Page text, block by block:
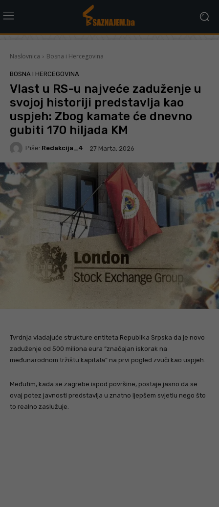
Naslovnica Bosna i Hercegovina
BOSNA I HERCEGOVINA
Vlast u RS-u najveće zaduženje u
svojoj historiji predstavlja kao
uspjeh: Zbog kamate će dnevno
gubiti 170 hiljada KM
Piše: Redakcija_4 27 Marta, 2026
Tvrdnja vladajuće strukture entiteta Republika Srpska da je novo
zaduženje od 500 miliona eura “značajan iskorak na
međunarodnom tržištu kapitala” na prvi pogled zvuči kao uspjeh.
Međutim, kada se zagrebe ispod površine, postaje jasno da se
ovaj potez javnosti predstavlja u znatno ljepšem svjetlu nego što
to realno zaslužuje.